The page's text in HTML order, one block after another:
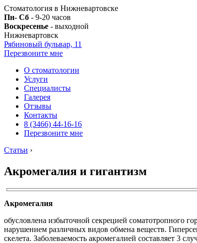
Стоматология в Нижневартовске
Пн- Сб - 9-20 часов
Воскресенье - выходной
Нижневартовск
Рябиновый бульвар, 11
Перезвоните мне
О стоматологии
Услуги
Специалисты
Галерея
Отзывы
Контакты
8 (3466) 44-16-16
Перезвоните мне
Статьи ›
Акромегалия и гигантизм
Акромегалия
обусловлена избыточной секрецией соматотропного
нарушением различных видов обмена веществ.
скелета. Заболеваемость акромегалией составляет 3